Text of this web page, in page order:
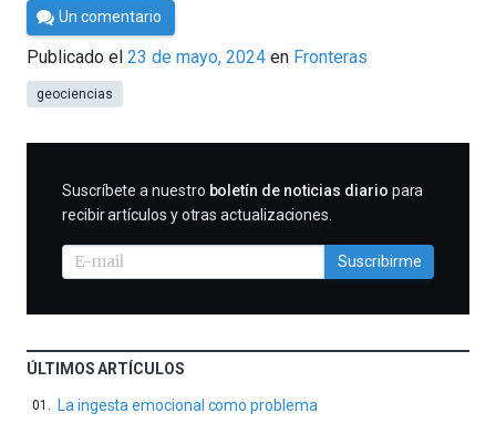
Por
César
Tomé
Un comentario
Publicado el 23 de mayo, 2024 en Fronteras
geociencias
SUSCRIBIRME
Suscríbete a nuestro boletín de noticias diario para
recibir artículos y otras actualizaciones.
Suscribirme
ÚLTIMOS ARTÍCULOS
La ingesta emocional como problema